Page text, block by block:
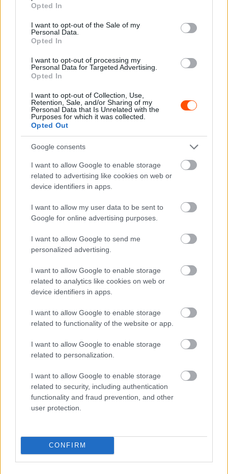
use your data for below specified purposes in below Google
consent section.
Opted In
I want to opt-out of the Sale of my
Personal Data.
Opted In
I want to opt-out of processing my
Personal Data for Targeted Advertising.
Opted In
I want to opt-out of Collection, Use,
Retention, Sale, and/or Sharing of my
Personal Data that Is Unrelated with the
Purposes for which it was collected.
Opted Out
Google consents
I want to allow Google to enable storage
related to advertising like cookies on web or
device identifiers in apps.
I want to allow my user data to be sent to
Google for online advertising purposes.
I want to allow Google to send me
personalized advertising.
I want to allow Google to enable storage
related to analytics like cookies on web or
device identifiers in apps.
I want to allow Google to enable storage
related to functionality of the website or app.
I want to allow Google to enable storage
related to personalization.
I want to allow Google to enable storage
related to security, including authentication
functionality and fraud prevention, and other
user protection.
CONFIRM
vezetőszárnyak mozgathatók lesznek az egyenesben, az
megdőlnek.
Majmok ide kevesek lennének
– elhallgattatja kritkusai egy
részét az F1?
„Amikor a maximális teljesítmény működik, a 400 km/órás
határ közelében leszünk” – nyilatkozta a Mercedes
csapatvezetője, Toto Wolff az
Auto Motor und Sport
cikkében, amelyben a paddock több tagját is
megszólaltatták a jövő évi szabályváltoztatások pozitív
fejleményeivel kapcsolatban.
A Forma–1-es versenyhétvégén elért sebességrekordot
Bakuban még a Williams pilótájaként 378 km/órás tempót
ért el. A versenyen jegyzett csúcssebesség szintén
Bottashoz és a 2016-os szezonhoz fűződik, ez 372,5 km/
óra a Mexikói Nagydíjról.
Felipe Drugovich, az Aston Martin tesztpilótája sokat
dolgozott már a 2026-os modellel a szimulátorban, őt az
„Az autó őrült módon gyorsul a kanyarkijáratoknál. Olyan
érzés, mintha egy rakétában ülnénk. A kanyarok is
élvezetesek, mert az elektromos hajtás miatt ott is mindig
érezzük a motorerőt. De az egyenesek második felében a
teljesítmény hirtelen visszaeséséhez azért még hozzá
Az új szabályok további pozitívként elkönyvelhető